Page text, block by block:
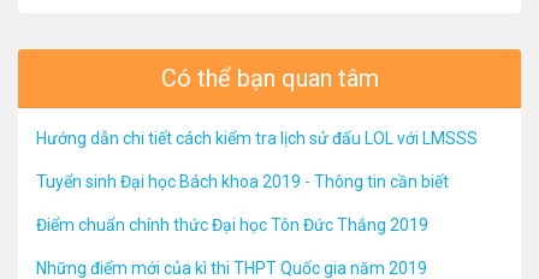
Có thể bạn quan tâm
Hướng dẫn chi tiết cách kiểm tra lịch sử đấu LOL với LMSSS
Tuyển sinh Đại học Bách khoa 2019 - Thông tin cần biết
Điểm chuẩn chính thức Đại học Tôn Đức Thắng 2019
Những điểm mới của kì thi THPT Quốc gia năm 2019